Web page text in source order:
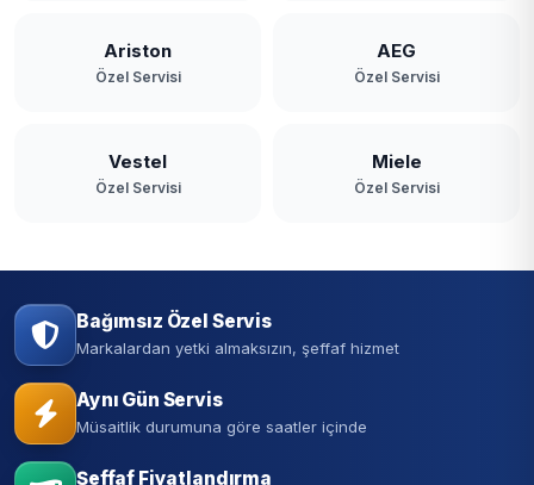
Ariston
Özel Servisi
AEG
Özel Servisi
Vestel
Özel Servisi
Miele
Özel Servisi
Bağımsız Özel Servis
Markalardan yetki almaksızın, şeffaf hizmet
Aynı Gün Servis
Müsaitlik durumuna göre saatler içinde
Şeffaf Fiyatlandırma